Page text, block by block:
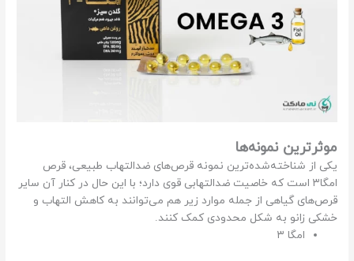
موثرترین نمونه‌ها
یکی از شناخته‌شده‌ترین نمونه‌ قرص‌های ضدالتهاب طبیعی، قرص
امگا۳ است که خاصیت ضدالتهابی قوی دارد؛ با این حال در کنار آن سایر
قرص‌های گیاهی از جمله موارد زیر هم می‌توانند به کاهش التهاب و
خشکی زانو به شکل محدودی کمک کنند.
امگا ۳